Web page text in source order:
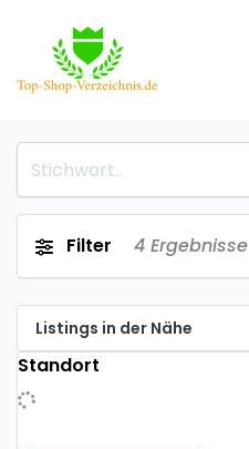
Filter 4 Ergebnisse
Listings in der Nähe
Standort